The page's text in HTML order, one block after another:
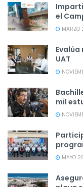
el
UAT
mil
MAYO